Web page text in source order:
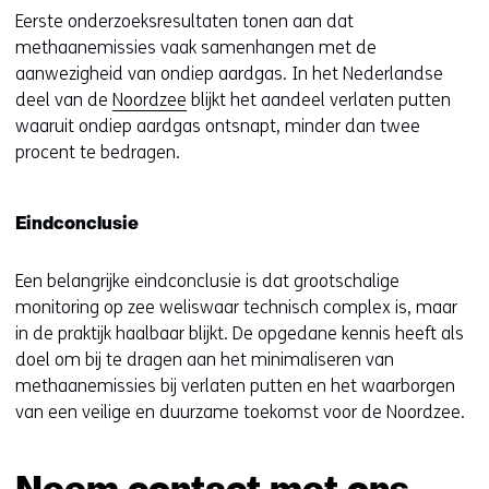
Eerste onderzoeksresultaten tonen aan dat
methaanemissies vaak samenhangen met de
aanwezigheid van ondiep aardgas. In het Nederlandse
deel van de Noordzee blijkt het aandeel verlaten putten
waaruit ondiep aardgas ontsnapt, minder dan twee
procent te bedragen.
Eindconclusie
Een belangrijke eindconclusie is dat grootschalige
monitoring op zee weliswaar technisch complex is, maar
in de praktijk haalbaar blijkt. De opgedane kennis heeft als
doel om bij te dragen aan het minimaliseren van
methaanemissies bij verlaten putten en het waarborgen
van een veilige en duurzame toekomst voor de Noordzee.